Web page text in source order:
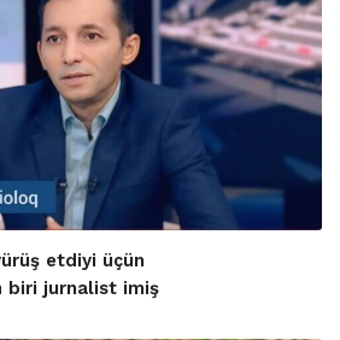
etdiyi üçün
biri jurnalist imiş